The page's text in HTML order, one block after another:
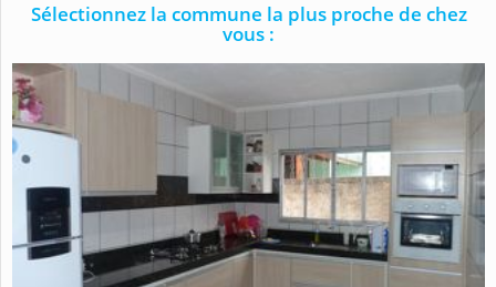
Sélectionnez la commune la plus proche de chez
vous :